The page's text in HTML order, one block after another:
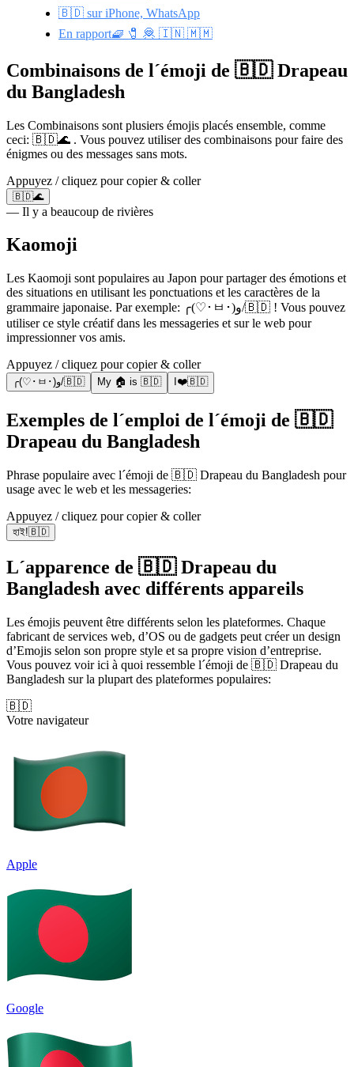
🇧🇩 sur iPhone, WhatsApp
En rapport🧇 🧷 🦧 🇮🇳 🇲🇲
Combinaisons de l´émoji de 🇧🇩 Drapeau
du Bangladesh
Les Combinaisons sont plusiers émojis placés ensemble, comme
ceci: 🇧🇩🌊 . Vous pouvez utiliser des combinaisons pour faire des
énigmes ou des messages sans mots.
Appuyez / cliquez pour copier & coller
🇧🇩🌊
— Il y a beaucoup de rivières
Kaomoji
Les Kaomoji sont populaires au Japon pour partager des émotions et
des situations en utilisant les ponctuations et les caractères de la
grammaire japonaise. Par exemple: ╭(♡･ㅂ･)و/🇧🇩 ! Vous pouvez
utiliser ce style créatif dans les messageries et sur le web pour
impressionner vos amis.
Appuyez / cliquez pour copier & coller
╭(♡･ㅂ･)و/🇧🇩 My 🏠 is 🇧🇩 I❤️🇧🇩
Exemples de l´emploi de l´émoji de 🇧🇩
Drapeau du Bangladesh
Phrase populaire avec l´émoji de 🇧🇩 Drapeau du Bangladesh pour
usage avec le web et les messageries:
Appuyez / cliquez pour copier & coller
হাই!🇧🇩
L´apparence de 🇧🇩 Drapeau du
Bangladesh avec différents appareils
Les émojis peuvent être différents selon les plateformes. Chaque
fabricant de services web, d’OS ou de gadgets peut créer un design
d’Emojis selon son propre style et sa propre vision d’entreprise.
Vous pouvez voir ici à quoi ressemble l´émoji de 🇧🇩 Drapeau du
Bangladesh sur la plupart des plateformes populaires:
🇧🇩
Votre navigateur
Apple
Google